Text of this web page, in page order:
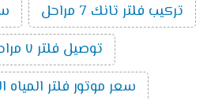
تركيب فلتر تانك 7 مراحل
توصيل فلتر ٧ مراحل
سعر موتور فلتر المياه